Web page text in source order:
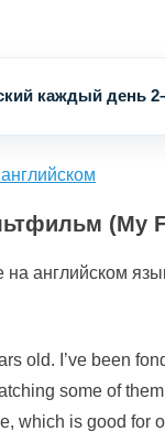
каждый день
(My
на английском
old. I’ve been
some of
which is good for